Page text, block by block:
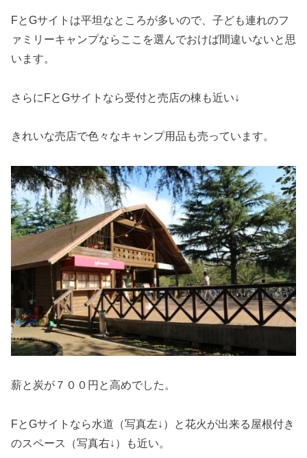
FとGサイトは平坦なところが多いので、子ども連れのフ
ァミリーキャンプならここを選んでおけば間違いないと思
います。
さらにFとGサイトなら受付と売店の棟も近い↓
きれいな売店で色々なキャンプ用品も売っています。
薪と炭が７００円と高めでした。
FとGサイトなら水道（写真左↓）と花火が出来る屋根付き
のスペース（写真右↓）も近い。